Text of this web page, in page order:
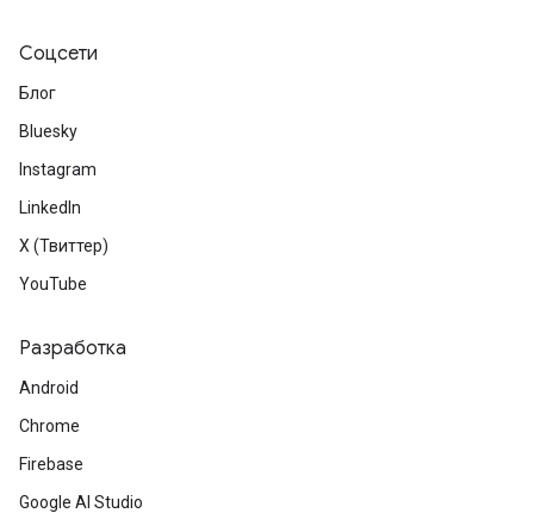
Соцсети
Блог
Bluesky
Instagram
LinkedIn
X (Твиттер)
YouTube
Разработка
Android
Chrome
Firebase
Google AI Studio